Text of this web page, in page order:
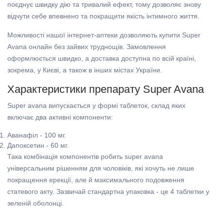
поєднує швидку дію та тривалий ефект, тому дозволяє знову
відчути себе впевнено та покращити якість інтимного життя.
Можливості нашої інтернет-аптеки дозволяють купити Super
Avana онлайн без зайвих труднощів. Замовлення
оформлюється швидко, а доставка доступна по всій країні,
зокрема, у Києві, а також в інших містах України.
Характеристики препарату Super Avana
Super avana випускається у формі таблеток, склад яких
включає два активні компоненти:
Аванафіл - 100 мг.
Дапоксетин - 60 мг.
Така комбінація компонентів робить super avana
універсальним рішенням для чоловіків, які хочуть не лише
покращення ерекції, але й максимального подовження
статевого акту. Зазвичай стандартна упаковка - це 4 таблетки у
зеленій оболонці.